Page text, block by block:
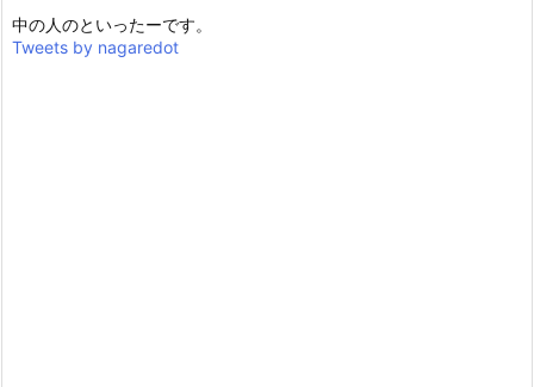
中の人のといったーです。
Tweets by nagaredot